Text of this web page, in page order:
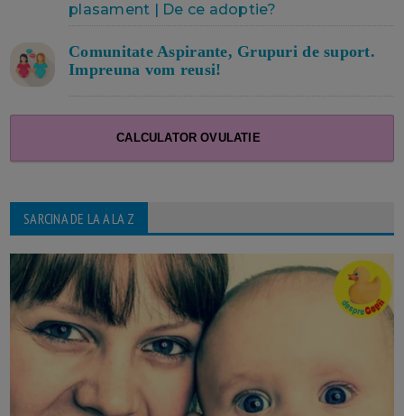
plasament | De ce adoptie?
Comunitate Aspirante, Grupuri de suport.
Impreuna vom reusi!
CALCULATOR OVULATIE
SARCINA DE LA A LA Z